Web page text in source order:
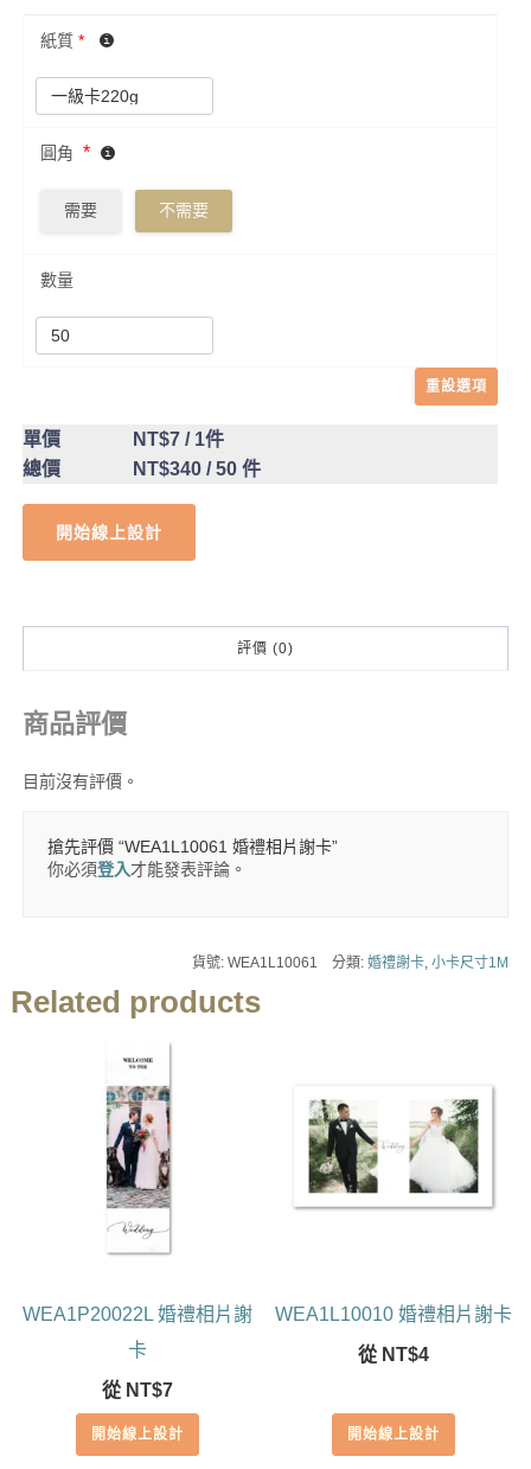
紙質 *
圓角 *
需要 不需要
數量
重設選項
單價 NT$7/ 1件
總價
NT$340/ 50 件
開始線上設計
評價 (0)
商品評價
目前沒有評價。
搶先評價 “WEA1L10061 婚禮相片謝卡”
你必須登入才能發表評論。
貨號:WEA1L10061 分類:婚禮謝卡 ,小卡尺寸1M
Related products
WEA1P20022L 婚禮相片謝
卡
從 NT$7
開始線上設計
WEA1L10010 婚禮相片謝卡
從 NT$4
開始線上設計